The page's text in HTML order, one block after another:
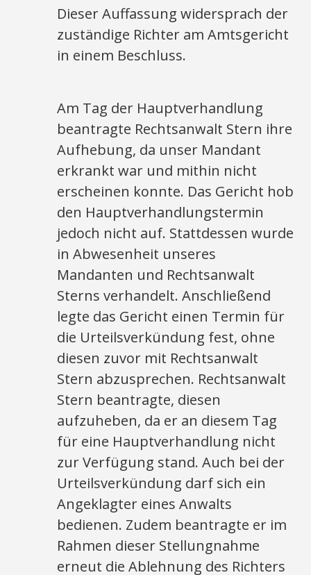
Dieser Auffassung widersprach der
zuständige Richter am Amtsgericht
in einem Beschluss.
Am Tag der Hauptverhandlung
beantragte Rechtsanwalt Stern ihre
Aufhebung, da unser Mandant
erkrankt war und mithin nicht
erscheinen konnte. Das Gericht hob
den Hauptverhandlungstermin
jedoch nicht auf. Stattdessen wurde
in Abwesenheit unseres
Mandanten und Rechtsanwalt
Sterns verhandelt. Anschließend
legte das Gericht einen Termin für
die Urteilsverkündung fest, ohne
diesen zuvor mit Rechtsanwalt
Stern abzusprechen. Rechtsanwalt
Stern beantragte, diesen
aufzuheben, da er an diesem Tag
für eine Hauptverhandlung nicht
zur Verfügung stand. Auch bei der
Urteilsverkündung darf sich ein
Angeklagter eines Anwalts
bedienen. Zudem beantragte er im
Rahmen dieser Stellungnahme
erneut die Ablehnung des Richters